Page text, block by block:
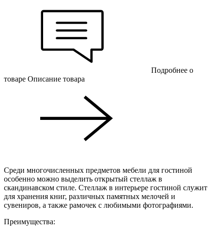
Подробнее о
товаре Описание товара
Среди многочисленных предметов мебели для гостиной
особенно можно выделить открытый стеллаж в
скандинавском стиле. Стеллаж в интерьере гостиной служит
для хранения книг, различных памятных мелочей и
сувениров, а также рамочек с любимыми фотографиями.
Преимущества: